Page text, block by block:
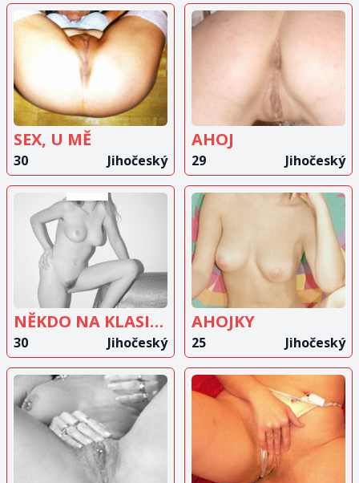
ZOBRAZIT
INZERÁT
SEX, U MĚ
30 Jihočeský
ZOBRAZIT
INZERÁT
AHOJ
29 Jihočeský
ZOBRAZIT
INZERÁT
NĚKDO NA KLASIKU
30 Jihočeský
ZOBRAZIT
INZERÁT
AHOJKY
25 Jihočeský
ZOBRAZIT
INZERÁT
ZOBRAZIT
INZERÁT